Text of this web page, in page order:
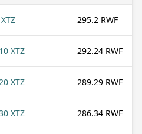
295.2 RWF
XTZ 292.24 RWF
XTZ 289.29 RWF
XTZ 286.34 RWF